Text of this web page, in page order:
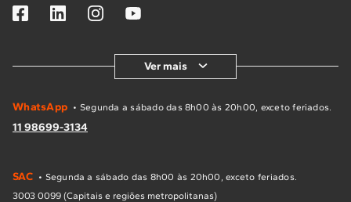
Ver mais
WhatsApp • Segunda a sábado das 8h00 às 20h00, exceto feriados.
11 98699-3134
SAC • Segunda a sábado das 8h00 às 20h00, exceto feriados.
3003 0099 (Capitais e regiões metropolitanas)